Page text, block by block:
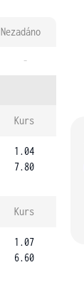
Nezadáno
-
Kurs
1.04
7.80
Kurs
1.07
6.60